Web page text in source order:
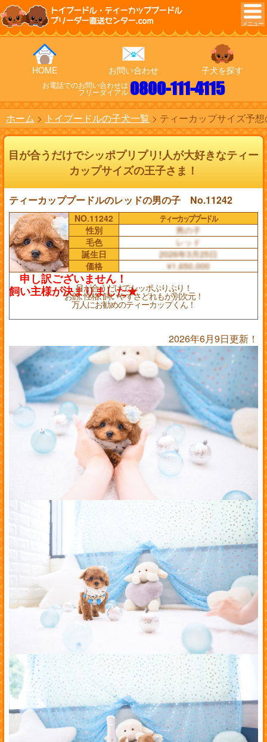
トイプードル・ティーカッププードル
ブリーダー直送センター.com
HOME お問い合わせ 子犬を探す
お電話でのお問い合わせは
フリーダイアル 0800-111-4115
ホーム トイプードルの子犬一覧 ティーカップサイズ予
目が合うだけでシッポプリプリ!人が大好きなティー
カップサイズの王子さま！
ティーカッププードルのレッドの男の子 No.11242
NO.11242
ティーカッププードル
性別
男の子
毛色
レッド
誕生日
2026年3月25日
価格
¥1,650,000
目が合うだけでシッポぷりぷり！
お顔､性格､飼いやすさどれもが別次元！
万人にお勧めのティーカップくん！
2026年6月9日更新！